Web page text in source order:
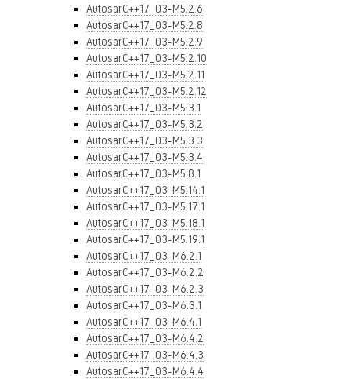
AutosarC++17_03-M5.2.6
AutosarC++17_03-M5.2.8
AutosarC++17_03-M5.2.9
AutosarC++17_03-M5.2.10
AutosarC++17_03-M5.2.11
AutosarC++17_03-M5.2.12
AutosarC++17_03-M5.3.1
AutosarC++17_03-M5.3.2
AutosarC++17_03-M5.3.3
AutosarC++17_03-M5.3.4
AutosarC++17_03-M5.8.1
AutosarC++17_03-M5.14.1
AutosarC++17_03-M5.17.1
AutosarC++17_03-M5.18.1
AutosarC++17_03-M5.19.1
AutosarC++17_03-M6.2.1
AutosarC++17_03-M6.2.2
AutosarC++17_03-M6.2.3
AutosarC++17_03-M6.3.1
AutosarC++17_03-M6.4.1
AutosarC++17_03-M6.4.2
AutosarC++17_03-M6.4.3
AutosarC++17_03-M6.4.4